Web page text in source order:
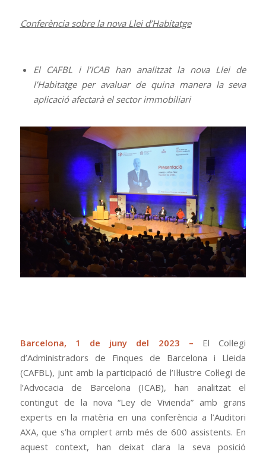
Conferència sobre la nova Llei d’Habitatge
El CAFBL i l’ICAB han analitzat la nova Llei de
l’Habitatge per avaluar de quina manera la seva
aplicació afectarà el sector immobiliari
Barcelona, 1 de juny del 2023 – El Col·legi
d’Administradors de Finques de Barcelona i Lleida
(CAFBL), junt amb la participació de l’Il·lustre Col·legi de
l’Advocacia de Barcelona (ICAB), han analitzat el
contingut de la nova “Ley de Vivienda” amb grans
experts en la matèria en una conferència a l’Auditori
AXA, que s’ha omplert amb més de 600 assistents. En
aquest context, han deixat clara la seva posició